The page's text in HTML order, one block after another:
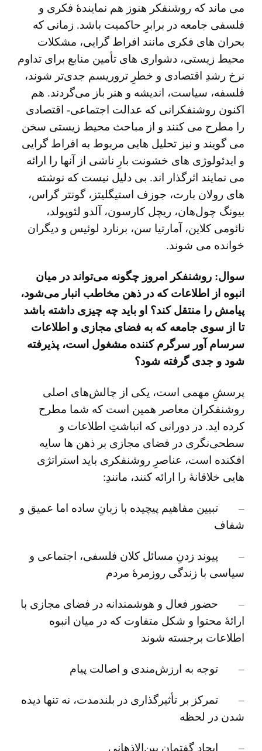
می ماند که روشنفکر هنوز هم نمایندۀ فکری و
فلسفی جامعه در برابرِ حاکمیت باشد. زمانی که
بحران‌ های فکری مانند افراط گرایی، مشکلات
محیط‌ زیستی، دشواری های تأمین منابع برای تداوم
نرخ رشدِ اقتصادی و خطرِ تروریسم جدی‌تر شوند،
فلسفه، سیاست، اندیشه و هنر باز می‌گردند. هم
اکنون روشنفکرانی که عدالت اجتماعی- اقتصادی
را مطرح می کنند و از مباحث محیط‌ زیستی سخن
می گویند و نیز تحلیل هایی مربوط به افراط گرایی
و ایدئولوژی های خشونت بارِ ناشی از آنها را ارائه
می ‌نمایند اثرگذار اند. بی ‌دلیل نیست که نوشته‌
های رولان بارت، جوزف استیگلیتز، گونتر گراس،
بیونگ چول‌هان، ریچل کارسون، آلدو لئوپولد،
نائومی کلاین، آمارتیا سن، برنارد لوئیس و دیگران
خوانده می ‌شوند.
سوال: روشنفکر امروز چگونه می‌تواند در میان
انبوه از اطلاعات که در ذهن مخاطب انبار می‌شود،
پیامش را منتقل کند؟ او باید چه چیزی داشته باشد
تا از سوی جامعه که به فضای مجازی و اطلاعات
سرسام آور سرگرم کننده مشغول است، پذیرفته
شود و جدی گرفته شود؟
پرسشِ مهمی است، یکی از چالش‌های اصلی
روشنفکران معاصر همین است که شما مطرح
کرده اید. در دورانی که انباشتِ اطلاعات و
سطحی‌نگری در فضای مجازی بر ذهن‌ ها سایه
افکنده است، عناصرِ روشنفکری باید استراتژی‌
هایی خلاقانۀ را ارائه کنند، مانندِ:
– تبیین مفاهیم پیچیده با زبانِ ساده اما عمیق و
شفاف
– پیوند زدنِ مسائل کلان فلسفی، اجتماعی و
سیاسی با زندگی روزمرۀ مردم
– حضور فعال و هوشمندانه در فضای مجازی با
ارائۀ محتوا و شکل متفاوت که در میان انبوه
اطلاعات برجسته شوند
– توجه به ارزش‌مندی و اصالت پیام
– تمرکز بر تأثیرگذاری در بلندمدت، نه تنها دیده
شدن در لحظه
– ایجاد گفتمان بین‌الاذهانی